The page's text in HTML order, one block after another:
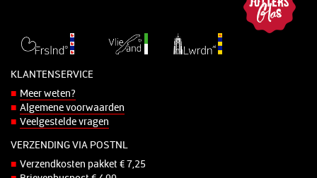
KLANTENSERVICE
Meer weten?
Algemene voorwaarden
Veelgestelde vragen
VERZENDING VIA POSTNL
Verzendkosten pakket € 7,25